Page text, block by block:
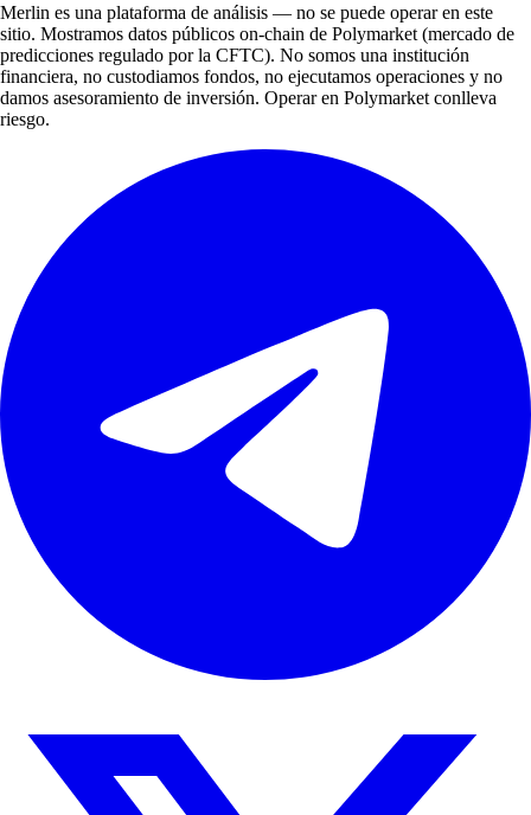
Merlin es una plataforma de análisis — no se puede operar en este
sitio. Mostramos datos públicos on-chain de Polymarket (mercado de
predicciones regulado por la CFTC). No somos una institución
financiera, no custodiamos fondos, no ejecutamos operaciones y no
damos asesoramiento de inversión. Operar en Polymarket conlleva
riesgo.